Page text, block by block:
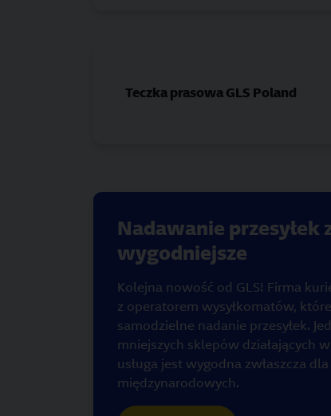
Teczka prasowa GLS Poland
Nadawanie przesyłek
wygodniejsze
Kolejna nowość od GLS! Firma
z operatorem wysyłkomatów,
samodzielne nadanie przesyłek.
mniejszych sklepów działających
usługa jest wygodna zwłaszcza
międzynarodowych.